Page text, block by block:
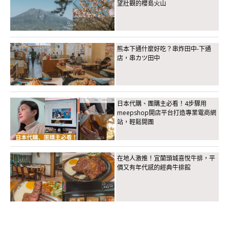
望壯觀的櫻島火山
熊本下通什麼好吃？串炸田中-下通
店，串カツ田中
日本代購、團購主必看！4步驟用
meepshop開店平台打造專業電商網
站，輕鬆開團
在地人激推！宜蘭頭城喜悅牛排，平
價又有年代感的經典牛排館